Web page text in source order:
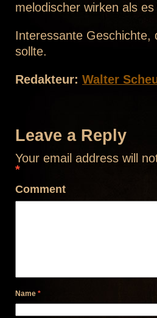
melodischer wirken als
Interessante Geschichte,
sollte.
Redakteur: Walter
Leave a Reply
Your email address will
*
Comment
Name *